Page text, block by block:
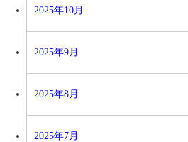
2025年10月
2025年9月
2025年8月
2025年7月